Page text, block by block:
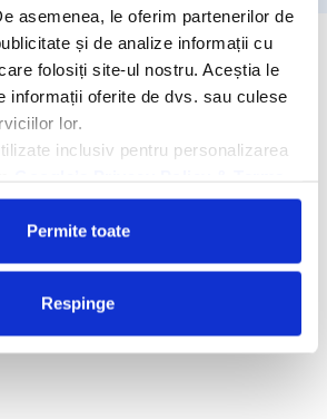
asemenea, le oferim partenerilor de
și de analize informații cu
folosiți site-ul nostru. Aceștia le
informații oferite de dvs. sau culese
lor.
inclusiv pentru personalizarea
Permite toate
Respinge